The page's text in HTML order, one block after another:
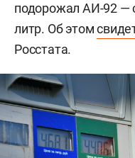
подорожал АИ-92 —
литр. Об этом
Росстата.